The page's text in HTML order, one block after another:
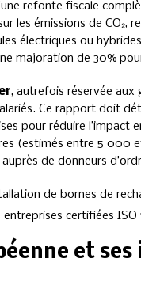
refonte fiscale
les émissions de CO₂,
électriques ou
majoration de 30%
, autrefois réservée aux
Ce rapport doit
pour réduire l’impact
(estimés entre 5 000
de donneurs
de bornes de
certifiées ISO
et